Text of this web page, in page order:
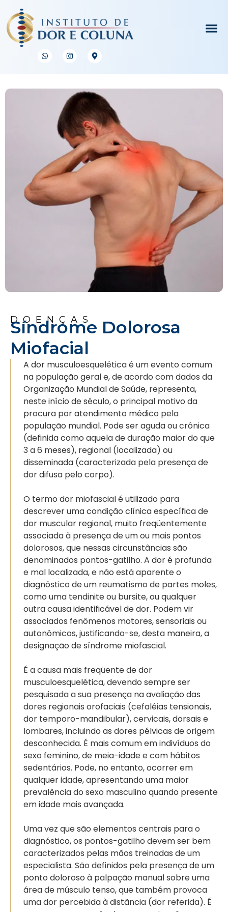
DOENÇAS
Síndrome Dolorosa
Miofacial
A dor musculoesquelética é um evento comum
na população geral e, de acordo com dados da
Organização Mundial de Saúde, representa,
neste início de século, o principal motivo da
procura por atendimento médico pela
população mundial. Pode ser aguda ou crônica
(definida como aquela de duração maior do que
3 a 6 meses), regional (localizada) ou
disseminada (caracterizada pela presença de
dor difusa pelo corpo).
O termo dor miofascial é utilizado para
descrever uma condição clínica específica de
dor muscular regional, muito freqüentemente
associada à presença de um ou mais pontos
dolorosos, que nessas circunstâncias são
denominados pontos-gatilho. A dor é profunda
e mal localizada, e não está aparente o
diagnóstico de um reumatismo de partes moles,
como uma tendinite ou bursite, ou qualquer
outra causa identificável de dor. Podem vir
associados fenômenos motores, sensoriais ou
autonômicos, justificando-se, desta maneira, a
designação de síndrome miofascial.
É a causa mais freqüente de dor
musculoesquelética, devendo sempre ser
pesquisada a sua presença na avaliação das
dores regionais orofaciais (cefaléias tensionais,
dor temporo-mandibular), cervicais, dorsais e
lombares, incluindo as dores pélvicas de origem
desconhecida. É mais comum em indivíduos do
sexo feminino, de meia-idade e com hábitos
sedentários. Pode, no entanto, ocorrer em
qualquer idade, apresentando uma maior
prevalência do sexo masculino quando presente
em idade mais avançada.
Uma vez que são elementos centrais para o
diagnóstico, os pontos-gatilho devem ser bem
caracterizados pelas mãos treinadas de um
especialista. São definidos pela presença de um
ponto doloroso à palpação manual sobre uma
área de músculo tenso, que também provoca
uma dor percebida à distância (dor referida). É